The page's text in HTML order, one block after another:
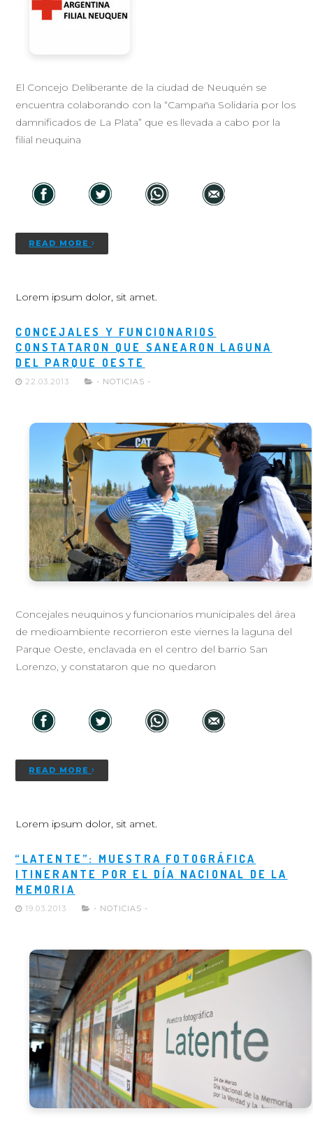
El Concejo Deliberante de la ciudad de Neuquén se
encuentra colaborando con la “Campaña Solidaria por los
damnificados de La Plata” que es llevada a cabo por la
filial neuquina
READ MORE
Lorem ipsum dolor, sit amet.
CONCEJALES Y FUNCIONARIOS
CONSTATARON QUE SANEARON LAGUNA
DEL PARQUE OESTE
22.03.2013 - NOTICIAS -
Concejales neuquinos y funcionarios municipales del área
de medioambiente recorrieron este viernes la laguna del
Parque Oeste, enclavada en el centro del barrio San
Lorenzo, y constataron que no quedaron
READ MORE
Lorem ipsum dolor, sit amet.
“LATENTE”: MUESTRA FOTOGRÁFICA
ITINERANTE POR EL DÍA NACIONAL DE LA
MEMORIA
19.03.2013 - NOTICIAS -